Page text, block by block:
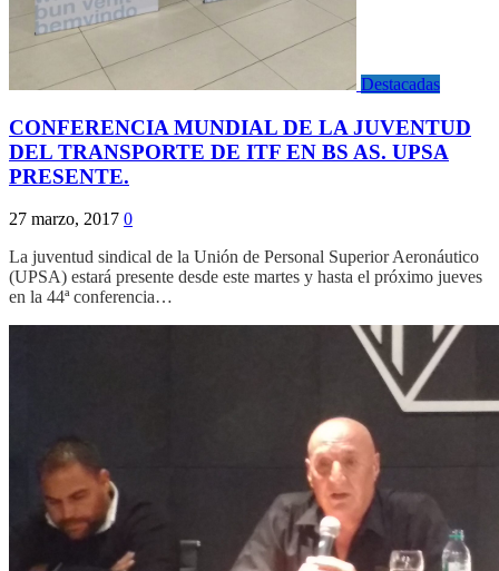
Destacadas
CONFERENCIA MUNDIAL DE LA JUVENTUD
DEL TRANSPORTE DE ITF EN BS AS. UPSA
PRESENTE.
27 marzo, 2017 0
La juventud sindical de la Unión de Personal Superior Aeronáutico
(UPSA) estará presente desde este martes y hasta el próximo jueves
en la 44ª conferencia…